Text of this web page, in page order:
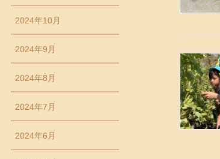
2024年10月
2024年9月
2024年8月
2024年7月
2024年6月